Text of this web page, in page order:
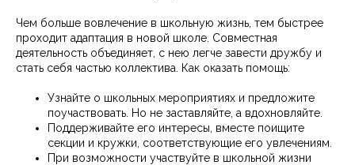
Чем больше вовлечение в школьную жизнь, тем быстрее
проходит адаптация в новой школе. Совместная
деятельность объединяет, с нею легче завести дружбу и
стать себя частью коллектива. Как оказать помощь:
Узнайте о школьных мероприятиях и предложите
поучаствовать. Но не заставляйте, а вдохновляйте.
Поддерживайте его интересы, вместе поищите
секции и кружки, соответствующие его увлечениям.
При возможности участвуйте в школьной жизни